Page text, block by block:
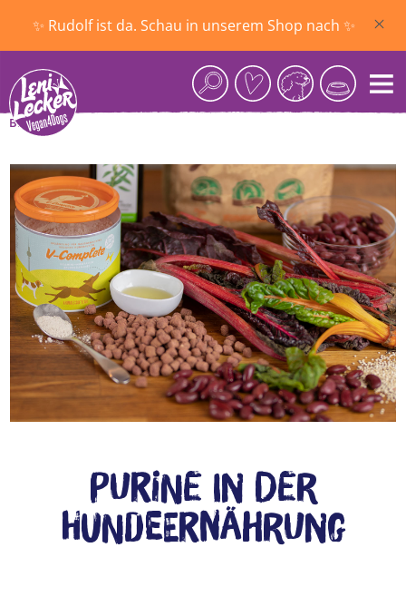
Zum Hauptinhalt springen
✨ Rudolf ist da. Schau in unserem Shop nach ✨
Blog
Purine in der
Hundeernährung